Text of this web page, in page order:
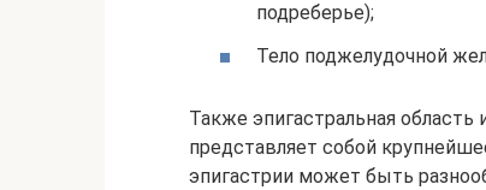
подреберье);
Тело поджелудочной
Также эпигастральная область
представляет собой
эпигастрии может быть